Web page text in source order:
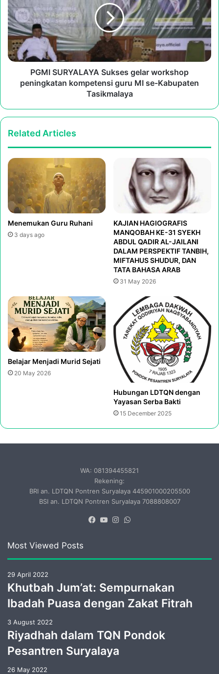
gelar
workshop
peningkatan
kompetensi
guru
MI
Kabupaten
PGMI SURYALAYA Sukses gelar workshop
peningkatan kompetensi guru MI se-Kabupaten
Tasikmalaya
Related Articles
Menemukan Guru Ruhani
3 days ago
KAJIAN HAGIOGRAFIS
MANQOBAH KE-31 SYEKH
ABDUL QADIR AL-JAILANI
DALAM PERSPEKTIF TANBIH,
MIFTAHUS SHUDUR, DAN
TATA BAHASA ARAB
31 May 2026
Belajar Menjadi Murid Sejati
20 May 2026
Hubungan LDTQN dengan
Yayasan Serba Bakti
15 December 2025
WA: 081394455821
Rekening:
BRI an. LDTQN Pontren Suryalaya 445901000205500
BSI an. LDTQN Pontren Suryalaya 7088808007
Facebook
YouTubeInstagram
Most Viewed Posts
29 April 2022
Khutbah Jum’at: Sempurnakan
Ibadah Puasa dengan Zakat Fitrah
3 August 2022
Riyadhah dalam TQN Pondok
Pesantren Suryalaya
26 May 2022